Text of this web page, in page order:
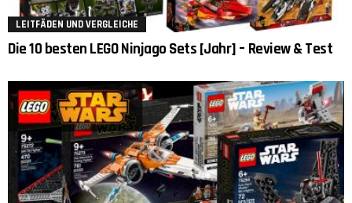
LEITFÄDEN UND VERGLEICHE
Die 10 besten LEGO Ninjago Sets [Jahr] – Review & Test